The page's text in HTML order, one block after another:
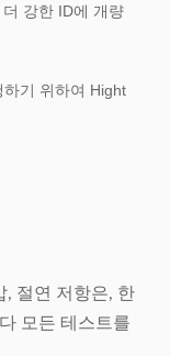
강한 ID에 개량
기 위하여 Hight
, 절연 저항은, 한
모든 테스트를